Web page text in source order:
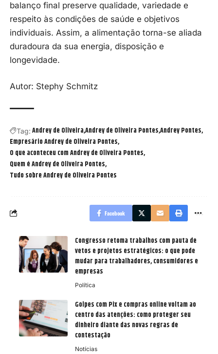
balanço final preserve qualidade, variedade e
respeito às condições de saúde e objetivos
individuais. Assim, a alimentação torna-se aliada
duradoura da sua energia, disposição e
longevidade.
Autor: Stephy Schmitz
Tag: Andrey de OliveiraAndrey de Oliveira PontesAndrey Pontes
Empresário Andrey de Oliveira Pontes
O que aconteceu com Andrey de Oliveira Pontes
Quem é Andrey de Oliveira Pontes
Tudo sobre Andrey de Oliveira Pontes
Facebook
Congresso retoma trabalhos com pauta de
vetos e projetos estratégicos: o que pode
mudar para trabalhadores, consumidores e
empresas
Política
Golpes com Pix e compras online voltam ao
centro das atenções: como proteger seu
dinheiro diante das novas regras de
contestação
Notícias